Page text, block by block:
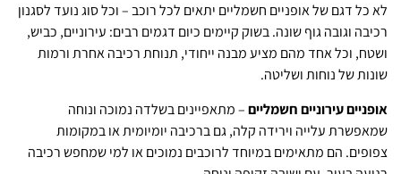
לא כל דגם של אופניים חשמליים יתאים לכל רוכב – וכל סוג נועד לסגנון
רכיבה וגובה גוף שונה. בשוק קיימים כיום דגמים רבים: עירוניים, כביש,
ושטח, וכל אחד מהם מציע מבנה ייחודי, תנוחת רכיבה אחרת ורמות
שונות של נוחות ושליטה.
אופניים עירוניים חשמליים– מתאפיינים בשלדה נמוכה ונוחה
שמאפשרת עלייה וירידה קלה, גם ברכיבה יומיומית או במקומות
צפופים. הם מתאימים במיוחד לרוכבים נמוכים או למי שמחפש רכיבה